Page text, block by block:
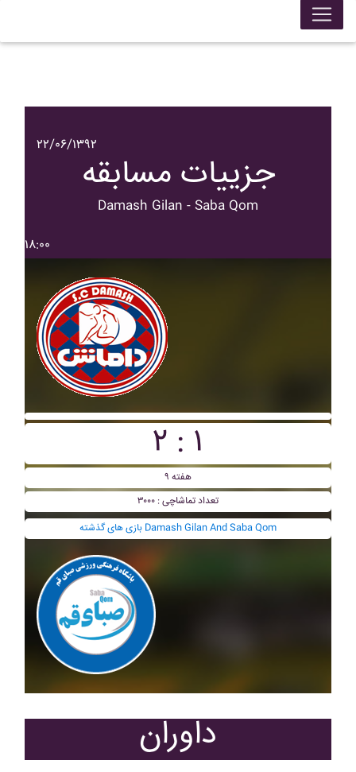
۲۲/۰۶/۱۳۹۲
جزییات مسابقه
Damash Gilan - Saba Qom
۱۸:۰۰
۲ : ۱
هفته ۹
تعداد تماشاچی : ۳۰۰۰
بازی های گذشته Damash Gilan And Saba Qom
داوران